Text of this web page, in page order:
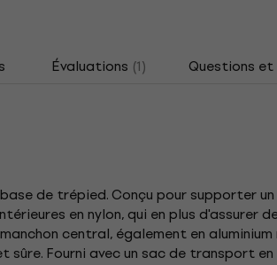
Évaluations (1) Questions et
de trépied. Conçu pour supporter
en nylon, qui en plus d'assurer
central, également en aluminium
Fourni avec un sac de transport